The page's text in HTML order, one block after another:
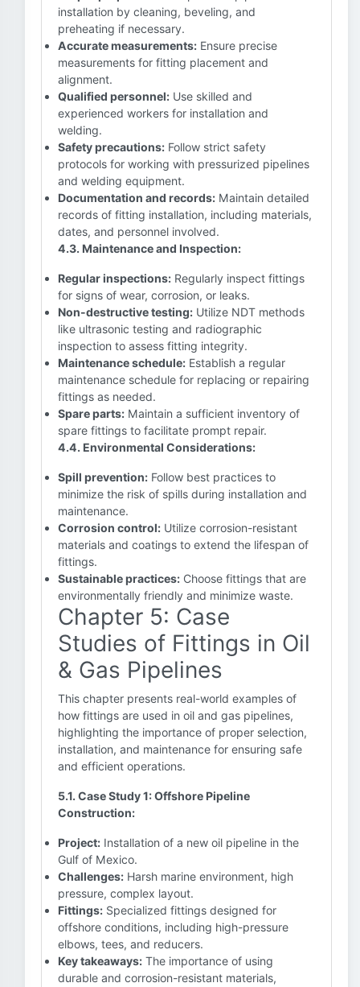
installation by cleaning, beveling, and
preheating if necessary.
Accurate measurements: Ensure precise
measurements for fitting placement and
alignment.
Qualified personnel: Use skilled and
experienced workers for installation and
welding.
Safety precautions: Follow strict safety
protocols for working with pressurized pipelines
and welding equipment.
Documentation and records: Maintain detailed
records of fitting installation, including materials,
dates, and personnel involved.
4.3. Maintenance and Inspection:
Regular inspections: Regularly inspect fittings
for signs of wear, corrosion, or leaks.
Non-destructive testing: Utilize NDT methods
like ultrasonic testing and radiographic
inspection to assess fitting integrity.
Maintenance schedule: Establish a regular
maintenance schedule for replacing or repairing
fittings as needed.
Spare parts: Maintain a sufficient inventory of
spare fittings to facilitate prompt repair.
4.4. Environmental Considerations:
Spill prevention: Follow best practices to
minimize the risk of spills during installation and
maintenance.
Corrosion control: Utilize corrosion-resistant
materials and coatings to extend the lifespan of
fittings.
Sustainable practices: Choose fittings that are
environmentally friendly and minimize waste.
Chapter 5: Case
Studies of Fittings in Oil
& Gas Pipelines
This chapter presents real-world examples of
how fittings are used in oil and gas pipelines,
highlighting the importance of proper selection,
installation, and maintenance for ensuring safe
and efficient operations.
5.1. Case Study 1: Offshore Pipeline
Construction:
Project: Installation of a new oil pipeline in the
Gulf of Mexico.
Challenges: Harsh marine environment, high
pressure, complex layout.
Fittings: Specialized fittings designed for
offshore conditions, including high-pressure
elbows, tees, and reducers.
Key takeaways: The importance of using
durable and corrosion-resistant materials,